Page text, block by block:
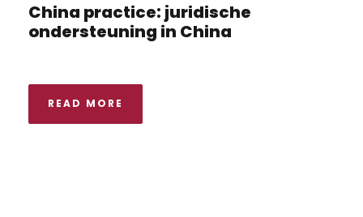
China practice: juridische
ondersteuning in China
READ MORE